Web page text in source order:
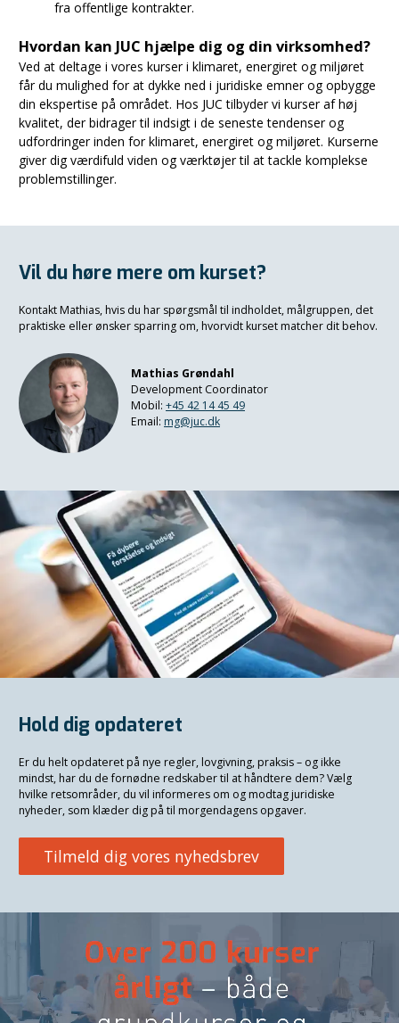
fra offentlige kontrakter.
Hvordan kan JUC hjælpe dig og din virksomhed?
Ved at deltage i vores kurser i klimaret, energiret og miljøret
får du mulighed for at dykke ned i juridiske emner og opbygge
din ekspertise på området. Hos JUC tilbyder vi kurser af høj
kvalitet, der bidrager til indsigt i de seneste tendenser og
udfordringer inden for klimaret, energiret og miljøret. Kurserne
giver dig værdifuld viden og værktøjer til at tackle komplekse
problemstillinger.
Vil du høre mere om kurset?
KontaktMathias, hvis du har spørgsmål til indholdet, målgruppen, det
praktiske eller ønsker sparring om, hvorvidt kurset matcher dit behov.
Mathias Grøndahl
Development Coordinator
Mobil: +45 42 14 45 49
Email: mg@juc.dk
Hold dig opdateret
Er du helt opdateret på nye regler, lovgivning, praksis – og ikke
mindst, har du de fornødne redskaber til at håndtere dem? Vælg
hvilke retsområder, du vil informeres om og modtag juridiske
nyheder, som klæder dig på til morgendagens opgaver.
Tilmeld dig vores nyhedsbrev